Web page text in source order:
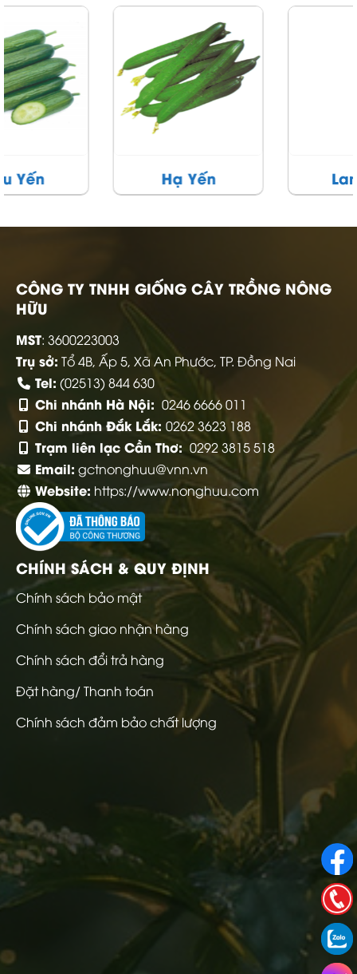
CÔNG TY TNHH GIỐNG CÂY TRỒNG NÔNG
HỮU
MST: 3600223003
Trụ sở: Tổ 4B, Ấp 5, Xã An Phước, TP. Đồng Nai
Tel: (02513) 844 630
Chi nhánh Hà Nội: 0246 6666 011
Chi nhánh Đắk Lắk: 0262 3623 188
Trạm liên lạc Cần Thơ: 0292 3815 518
Email: gctnonghuu@vnn.vn
Website: https://www.nonghuu.com
CHÍNH SÁCH & QUY ĐỊNH
Chính sách bảo mật
Chính sách giao nhận hàng
Chính sách đổi trả hàng
Đặt hàng/ Thanh toán
Chính sách đảm bảo chất lượng